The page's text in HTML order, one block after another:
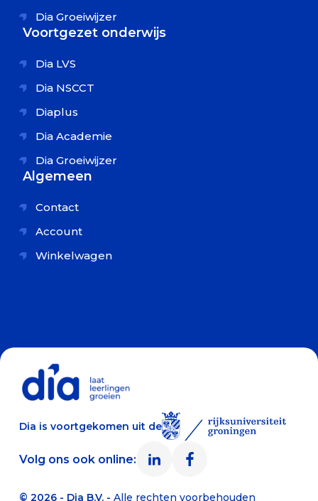
Dia Groeiwijzer
Voortgezet onderwijs
Dia LVS
Dia NSCCT
Diaplus
Dia Academie
Dia Groeiwijzer
Algemeen
Contact
Account
Winkelwagen
Dia is voortgekomen uit de
Volg ons ook online:
© 2026 - Dia B.V. - Alle rechten voorbehouden